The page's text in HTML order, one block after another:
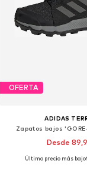
OFERTA
ADIDAS
Zapatos bajos
Desde
Disponible en
Último precio más bajo: